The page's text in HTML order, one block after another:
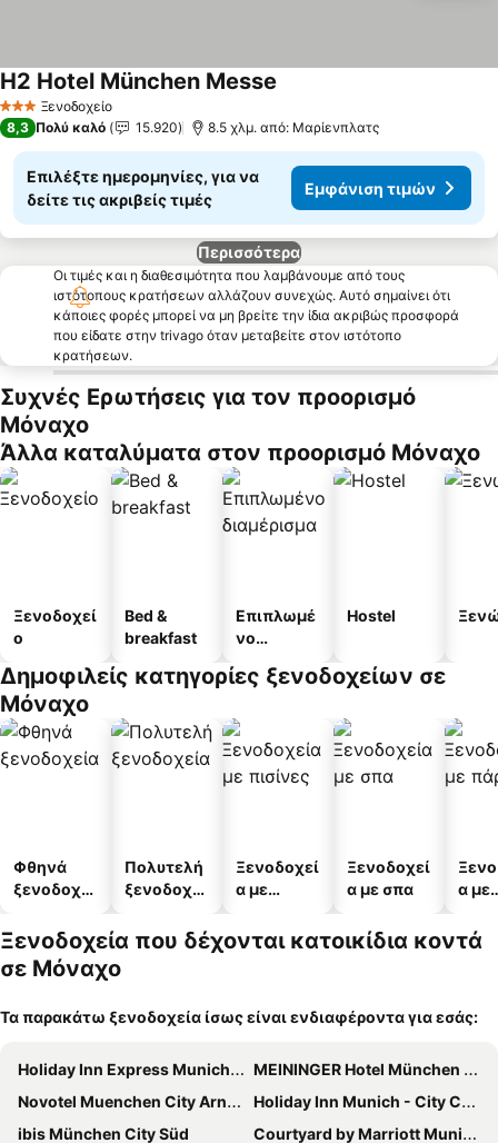
3 ΑστέριαΞενοδοχείο
H2 Hotel München Messe
8,3 Πολύ καλό 15.920 8.5 χλμ. από: Μαρίενπλατς
Επιλέξτε ημερομηνίες, για να
δείτε τις ακριβείς τιμές
Εμφάνιση τιμών
Περισσότερα
Οι τιμές και η διαθεσιμότητα που λαμβάνουμε από τους
ιστότοπους κρατήσεων αλλάζουν συνεχώς. Αυτό σημαίνει ότι
κάποιες φορές μπορεί να μη βρείτε την ίδια ακριβώς προσφορά
που είδατε στην trivago όταν μεταβείτε στον ιστότοπο
κρατήσεων.
Συχνές Ερωτήσεις για τον προορισμό
Μόναχο
Άλλα καταλύματα στον προορισμό Μόναχο
Ξενοδοχεί
ο
Bed &
breakfast
Επιπλωμέ
νο
α
Hostel
Δημοφιλείς κατηγορίες ξενοδοχείων σε
Μόναχο
Φθηνά
ξενοδοχεί
Πολυτελή
ξενοδοχεί
Ξενοδοχεί
α με
Ξενοδοχεί
α με σπα
α με
Ξενοδοχεία που δέχονται κατοικίδια κοντά
σε Μόναχο
Τα παρακάτω ξενοδοχεία ίσως είναι ενδιαφέροντα για εσάς:
Holiday Inn Express Munich - City East By Ihg
MEININGER Hotel München Olympiapark
Novotel Muenchen City Arnulfpark
Holiday Inn Munich - City Centre By Ihg
ibis München City Süd
Courtyard by Marriott Munich City Center